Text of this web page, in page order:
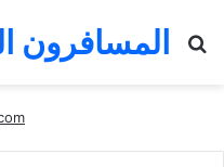
المسافرون